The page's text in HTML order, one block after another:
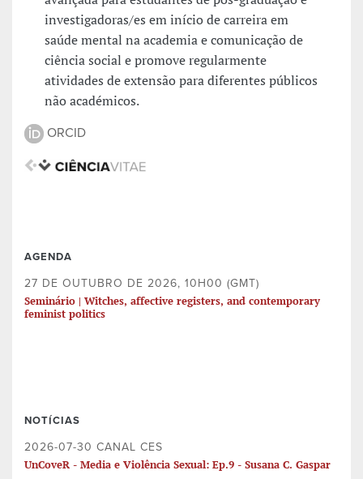
investigadoras/es em início de carreira em
saúde mental na academia e comunicação de
ciência social e promove regularmente
atividades de extensão para diferentes públicos
não académicos.
ORCID
AGENDA
27 DE OUTUBRO DE 2026, 10H00 (GMT)
Seminário | Witches, affective registers, and contemporary
feminist politics
NOTÍCIAS
2026-07-30 CANAL CES
UnCoveR - Media e Violência Sexual: Ep.9 - Susana C. Gaspar